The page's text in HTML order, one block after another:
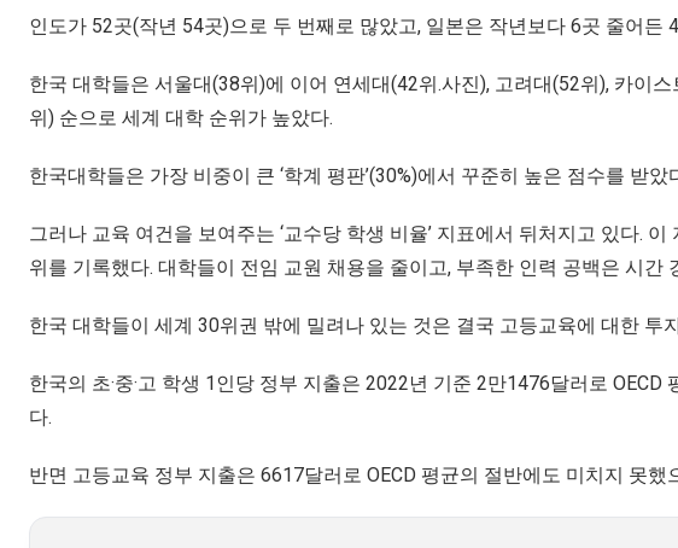
인도가 52곳(작년 54곳)으로 두 번째로 많았고, 일본은 작년보다 6곳 줄어든
한국 대학들은 서울대(38위)에 이어 연세대(42위.사진), 고려대(52위), 카이
위) 순으로 세계 대학 순위가 높았다.
한국대학들은 가장 비중이 큰 ‘학계 평판’(30%)에서 꾸준히 높은 점수를 받았
그러나 교육 여건을 보여주는 ‘교수당 학생 비율’ 지표에서 뒤처지고 있다.
위를 기록했다. 대학들이 전임 교원 채용을 줄이고, 부족한 인력 공백은 시간
한국 대학들이 세계 30위권 밖에 밀려나 있는 것은 결국 고등교육에 대한 투
한국의 초·중·고 학생 1인당 정부 지출은 2022년 기준 2만1476달러로
다.
반면 고등교육 정부 지출은 6617달러로 OECD 평균의 절반에도 미치지 못했